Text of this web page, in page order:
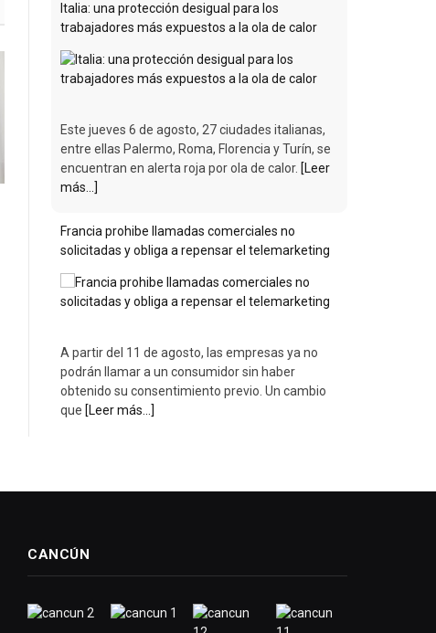
Italia: una protección desigual para los
trabajadores más expuestos a la ola de calor
Este jueves 6 de agosto, 27 ciudades italianas,
entre ellas Palermo, Roma, Florencia y Turín, se
encuentran en alerta roja por ola de calor. [Leer
más...]
Francia prohibe llamadas comerciales no
solicitadas y obliga a repensar el telemarketing
A partir del 11 de agosto, las empresas ya no
podrán llamar a un consumidor sin haber
obtenido su consentimiento previo. Un cambio
que [Leer más...]
CANCÚN